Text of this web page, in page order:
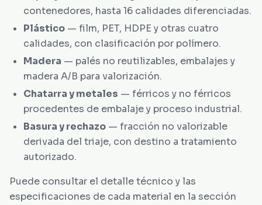
contenedores, hasta 16 calidades diferenciadas.
Plástico — film, PET, HDPE y otras cuatro
calidades, con clasificación por polímero.
Madera — palés no reutilizables, embalajes y
madera A/B para valorización.
Chatarra y metales — férricos y no férricos
procedentes de embalaje y proceso industrial.
Basura y rechazo — fracción no valorizable
derivada del triaje, con destino a tratamiento
autorizado.
Puede consultar el detalle técnico y las
especificaciones de cada material en la sección